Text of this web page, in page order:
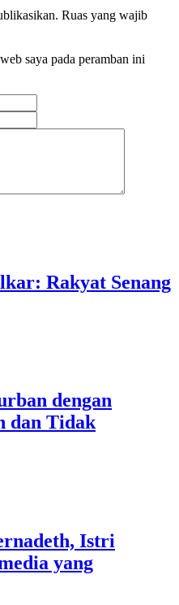
Ruas yang wajib
saya pada peramban ini
Rakyat Senang
dengan
dan Tidak
Istri
yang